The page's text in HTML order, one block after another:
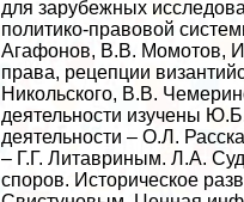
для зарубежных
политико-правовой
Агафонов, В.В. Момотов,
права, рецепции
Никольского, В.В.
деятельности изучены
деятельности – О.Л.
– Г.Г. Литавриным. Л.А.
споров. Историческое